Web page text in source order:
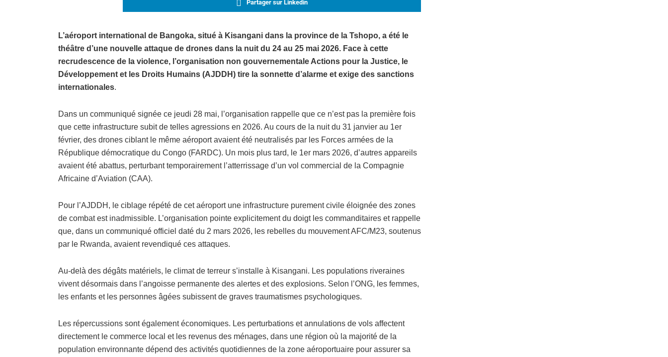
Partager sur Linkedin
L’aéroport international de Bangoka, situé à Kisangani dans la province de la Tshopo, a été le
théâtre d’une nouvelle attaque de drones dans la nuit du 24 au 25 mai 2026. Face à cette
recrudescence de la violence, l’organisation non gouvernementale Actions pour la Justice, le
Développement et les Droits Humains (AJDDH) tire la sonnette d’alarme et exige des sanctions
internationales.
Dans un communiqué signée ce jeudi 28 mai, l’organisation rappelle que ce n’est pas la première fois
que cette infrastructure subit de telles agressions en 2026. Au cours de la nuit du 31 janvier au 1er
février, des drones ciblant le même aéroport avaient été neutralisés par les Forces armées de la
République démocratique du Congo (FARDC). Un mois plus tard, le 1er mars 2026, d’autres appareils
avaient été abattus, perturbant temporairement l’atterrissage d’un vol commercial de la Compagnie
Africaine d’Aviation (CAA).
Pour l’AJDDH, le ciblage répété de cet aéroport une infrastructure purement civile éloignée des zones
de combat est inadmissible. L’organisation pointe explicitement du doigt les commanditaires et rappelle
que, dans un communiqué officiel daté du 2 mars 2026, les rebelles du mouvement AFC/M23, soutenus
par le Rwanda, avaient revendiqué ces attaques.
Au-delà des dégâts matériels, le climat de terreur s’installe à Kisangani. Les populations riveraines
vivent désormais dans l’angoisse permanente des alertes et des explosions. Selon l’ONG, les femmes,
les enfants et les personnes âgées subissent de graves traumatismes psychologiques.
Les répercussions sont également économiques. Les perturbations et annulations de vols affectent
directement le commerce local et les revenus des ménages, dans une région où la majorité de la
population environnante dépend des activités quotidiennes de la zone aéroportuaire pour assurer sa